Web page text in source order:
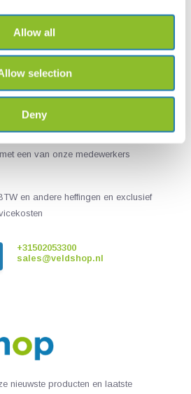
Allow all
selection
Deny
een van onze medewerkers
en andere heffingen en exclusief
+31502053300
sales@veldshop.nl
nieuwste producten en laatste